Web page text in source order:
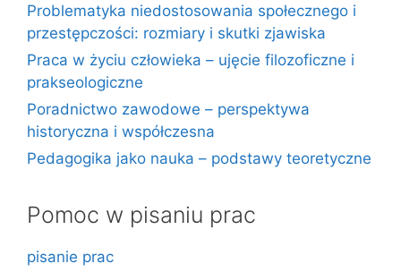
Problematyka niedostosowania społecznego i
przestępczości: rozmiary i skutki zjawiska
Praca w życiu człowieka – ujęcie filozoficzne i
prakseologiczne
Poradnictwo zawodowe – perspektywa
historyczna i współczesna
Pedagogika jako nauka – podstawy teoretyczne
Pomoc w pisaniu prac
pisanie prac